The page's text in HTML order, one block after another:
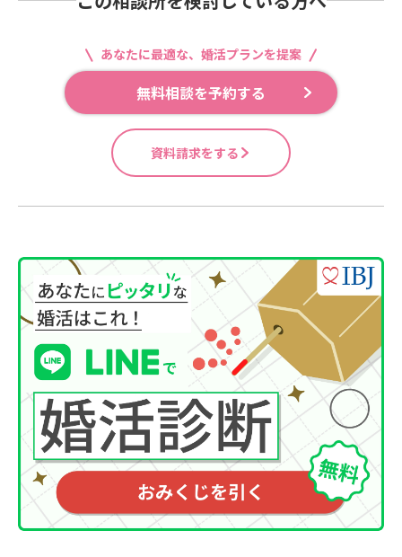
あなたに最適な、婚活プランを提案
無料相談を予約する
資料請求をする